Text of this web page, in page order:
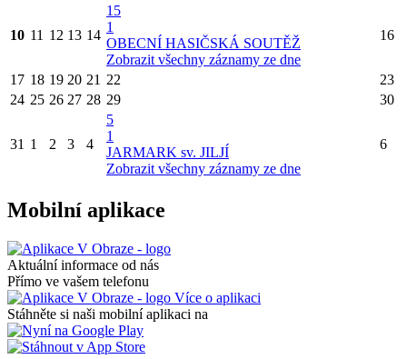
10 11 12 13 14
15
1
OBECNÍ HASIČSKÁ SOUTĚŽ
Zobrazit všechny záznamy ze dne
16
17 18 19 20 21 22
23
24 25 26 27 28 29 30
31 1 2 3 4
5
1
JARMARK sv. JILJÍ
Zobrazit všechny záznamy ze dne
6
Mobilní aplikace
Aktuální informace od nás
Přímo ve vašem telefonu
Více o aplikaci
Stáhněte si naši mobilní aplikaci na